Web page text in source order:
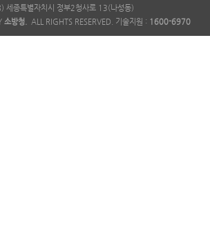
세종특별자치시 정부2청사로 13(나성동)
소방청. ALL RIGHTS RESERVED. 기술지원 : 1600-6970